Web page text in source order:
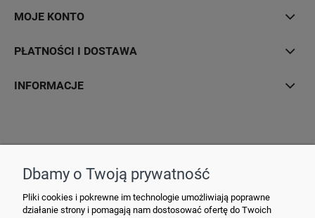
MOJE KONTO
PŁATNOŚCI I DOSTAWA
INFORMACJE
+48790635548• MAIL: ydypl
Dbamy o Twoją prywatność
Pliki cookies i pokrewne im technologie umożliwiają poprawne
działanie strony i pomagają nam dostosować ofertę do Twoich